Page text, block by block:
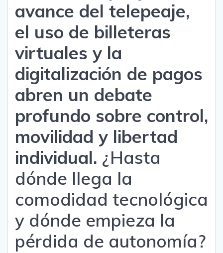
avance del telepeaje,
el uso de billeteras
virtuales y la
digitalización de pagos
abren un debate
profundo sobre control,
movilidad y libertad
individual. ¿Hasta
dónde llega la
comodidad tecnológica
y dónde empieza la
pérdida de autonomía?